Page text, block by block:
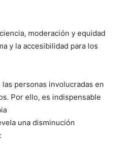
moderación y equidad
y la accesibilidad para los
personas involucradas en
Por ello, es indispensable
una disminución